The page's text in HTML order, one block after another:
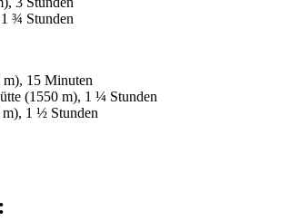
¾ Stunden
m), 15 Minuten
(1550 m), 1 ¼ Stunden
m), 1 ½ Stunden